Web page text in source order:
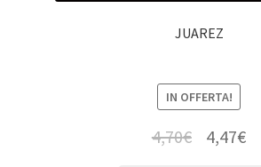
JUAREZ
IN OFFERTA!
4,70€ 4,47€